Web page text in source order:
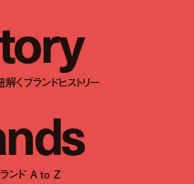
ory
くブランドヒストリー
nds
ランド A to Z